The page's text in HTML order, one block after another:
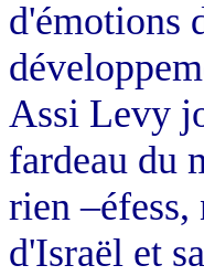
d'émotions
Assi Levy
fardeau du
rien
d'Israël et